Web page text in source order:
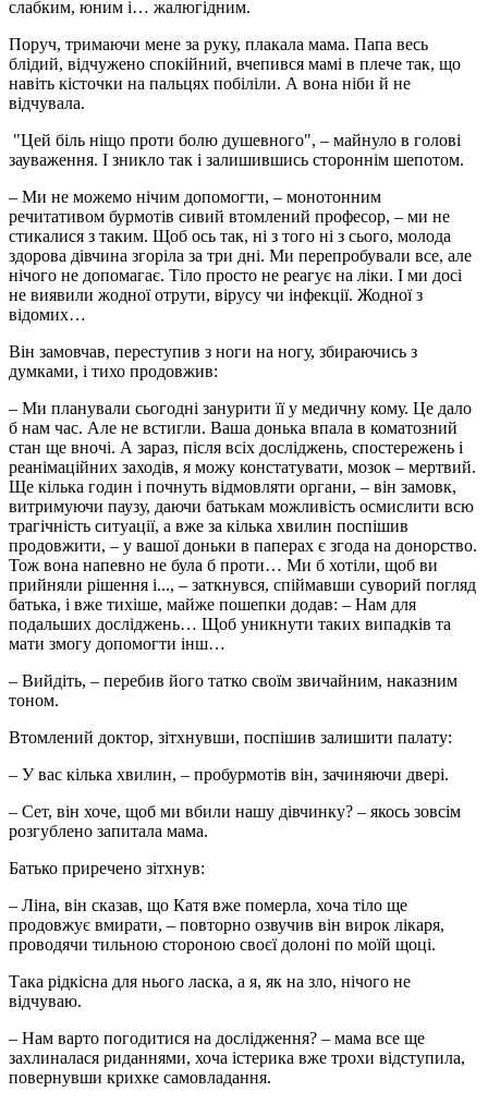
слабким, юним і… жалюгідним.
Поруч, тримаючи мене за руку, плакала мама. Папа весь
блідий, відчужено спокійний, вчепився мамі в плече так, що
навіть кісточки на пальцях побіліли. А вона ніби й не
відчувала.
"Цей біль ніщо проти болю душевного", – майнуло в голові
зауваження. І зникло так і залишившись стороннім шепотом.
– Ми не можемо нічим допомогти, – монотонним
речитативом бурмотів сивий втомлений професор, – ми не
стикалися з таким. Щоб ось так, ні з того ні з сього, молода
здорова дівчина згоріла за три дні. Ми перепробували все, але
нічого не допомагає. Тіло просто не реагує на ліки. І ми досі
не виявили жодної отрути, вірусу чи інфекції. Жодної з
відомих…
Він замовчав, переступив з ноги на ногу, збираючись з
думками, і тихо продовжив:
– Ми планували сьогодні занурити її у медичну кому. Це дало
б нам час. Але не встигли. Ваша донька впала в коматозний
стан ще вночі. А зараз, після всіх досліджень, спостережень і
реанімаційних заходів, я можу констатувати, мозок – мертвий.
Ще кілька годин і почнуть відмовляти органи, – він замовк,
витримуючи паузу, даючи батькам можливість осмислити всю
трагічність ситуації, а вже за кілька хвилин поспішив
продовжити, – у вашої доньки в паперах є згода на донорство.
Тож вона напевно не була б проти… Ми б хотіли, щоб ви
прийняли рішення і..., – заткнувся, спіймавши суворий погляд
батька, і вже тихіше, майже пошепки додав: – Нам для
подальших досліджень… Щоб уникнути таких випадків та
мати змогу допомогти інш…
– Вийдіть, – перебив його татко своїм звичайним, наказним
тоном.
Втомлений доктор, зітхнувши, поспішив залишити палату:
– У вас кілька хвилин, – пробурмотів він, зачиняючи двері.
– Сет, він хоче, щоб ми вбили нашу дівчинку? – якось зовсім
розгублено запитала мама.
Батько приречено зітхнув:
– Ліна, він сказав, що Катя вже померла, хоча тіло ще
продовжує вмирати, – повторно озвучив він вирок лікаря,
проводячи тильною стороною своєї долоні по моїй щоці.
Така рідкісна для нього ласка, а я, як на зло, нічого не
відчуваю.
– Нам варто погодитися на дослідження? – мама все ще
захлиналася риданнями, хоча істерика вже трохи відступила,
повернувши крихке самовладання.